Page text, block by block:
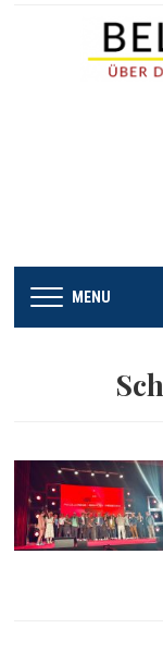
MENU